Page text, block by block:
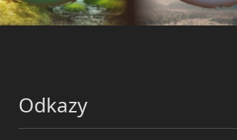
Odkazy